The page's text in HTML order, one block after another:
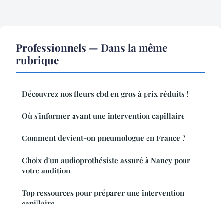
Professionnels — Dans la même
rubrique
Découvrez nos fleurs cbd en gros à prix réduits !
Où s'informer avant une intervention capillaire
Comment devient-on pneumologue en France ?
Choix d'un audioprothésiste assuré à Nancy pour
votre audition
Top ressources pour préparer une intervention